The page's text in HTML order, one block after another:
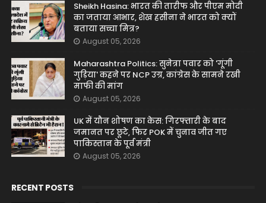
Sheikh Hasina: भारत की तारीफ और पीएम मोदी
का जताया आभार, शेख हसीना ने भारत को क्यों
बताया सच्चा मित्र?
August 05, 2026
Maharashtra Politics: सुनेत्रा पवार को 'गूंगी
गुड़िया' कहने पर NCP उग्र, कांग्रेस के सामने रखी
माफी की मांग
August 05, 2026
UK में यौन शोषण का केस: गिरफ्तारी के बाद
जमानत पर छूटे, फिर POK में चुनाव जीत गए
पाकिस्तान के पूर्व मंत्री
August 05, 2026
RECENT POSTS